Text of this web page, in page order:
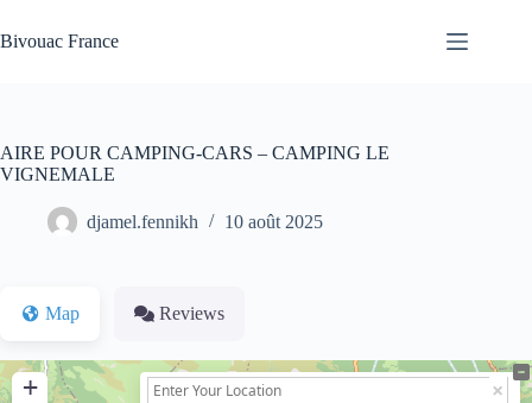
au
contenu
Bivouac France
AIRE POUR CAMPING-CARS – CAMPING LE
VIGNEMALE
djamel.fennikh 10 août 2025
Map Reviews
+